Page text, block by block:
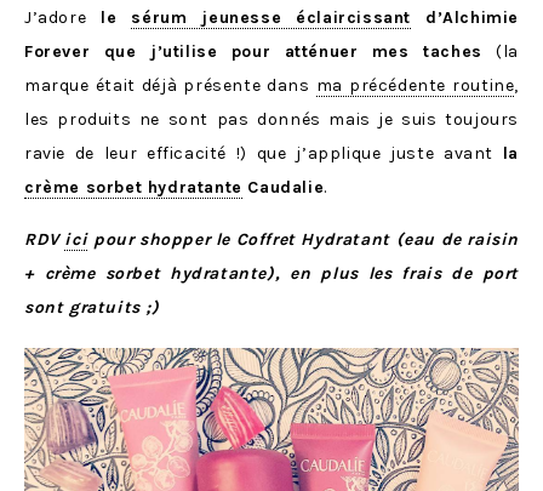
J’adore le sérum jeunesse éclaircissant d’Alchimie
Forever que j’utilise pour atténuer mes taches(la
marque était déjà présente dans ma précédente routine,
les produits ne sont pas donnés mais je suis toujours
ravie de leur efficacité !) que j’applique juste avant la
crème sorbet hydratante Caudalie.
RDVicipour shopper le Coffret Hydratant (eau de raisin
+ crème sorbet hydratante), en plus les frais de port
sont gratuits ;)